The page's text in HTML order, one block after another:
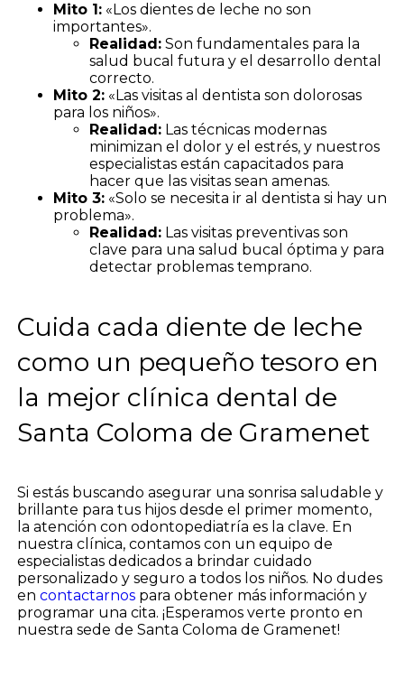
Mito 1:«Los dientes de leche no son
importantes».
Realidad:Son fundamentales para la
salud bucal futura y el desarrollo dental
correcto.
Mito 2:«Las visitas al dentista son dolorosas
para los niños».
Realidad:Las técnicas modernas
minimizan el dolor y el estrés, y nuestros
especialistas están capacitados para
hacer que las visitas sean amenas.
Mito 3:«Solo se necesita ir al dentista si hay un
problema».
Realidad:Las visitas preventivas son
clave para una salud bucal óptima y para
detectar problemas temprano.
Cuida cada diente de leche
como un pequeño tesoro en
la mejor clínica dental de
Santa Coloma de Gramenet
Si estás buscando asegurar una sonrisa saludable y
brillante para tus hijos desde el primer momento,
la atención con odontopediatría es la clave. En
nuestra clínica, contamos con un equipo de
especialistas dedicados a brindar cuidado
personalizado y seguro a todos los niños. No dudes
en contactarnos para obtener más información y
programar una cita. ¡Esperamos verte pronto en
nuestra sede de Santa Coloma de Gramenet!